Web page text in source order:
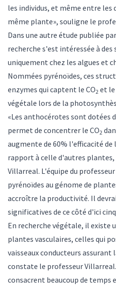
les individus, et même entre les
même plante», souligne le
Dans une autre étude publiée par
recherche s'est intéressée à
uniquement chez les algues et
Nommées pyrénoïdes, ces
enzymes qui captent le CO2 et
végétale lors de la
«Les anthocérotes sont dotées
permet de concentrer le CO2
augmente de 60% l'efficacité
rapport à celle d'autres plantes,
Villarreal. L'équipe du
pyrénoïdes au génome de
accroître la productivité. Il
significatives de ce côté d'ici
En recherche végétale, il existe
plantes vasculaires, celles qui
vaisseaux conducteurs assurant
constate le professeur
consacrent beaucoup de temps